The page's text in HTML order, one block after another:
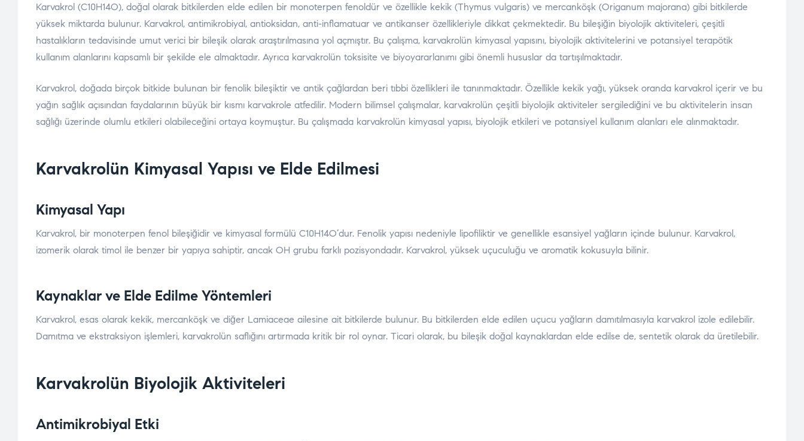
Karvakrol (C10H14O), doğal olarak bitkilerden elde edilen bir monoterpen fenoldür ve özellikle kekik (Thymus vulgaris) ve mercanköşk (Origanum majorana) gibi bitkilerde
yüksek miktarda bulunur. Karvakrol, antimikrobiyal, antioksidan, anti-inflamatuar ve antikanser özellikleriyle dikkat çekmektedir. Bu bileşiğin biyolojik aktiviteleri, çeşitli
hastalıkların tedavisinde umut verici bir bileşik olarak araştırılmasına yol açmıştır. Bu çalışma, karvakrolün kimyasal yapısını, biyolojik aktivitelerini ve potansiyel terapötik
kullanım alanlarını kapsamlı bir şekilde ele almaktadır. Ayrıca karvakrolün toksisite ve biyoyararlanımı gibi önemli hususlar da tartışılmaktadır.
Karvakrol, doğada birçok bitkide bulunan bir fenolik bileşiktir ve antik çağlardan beri tıbbi özellikleri ile tanınmaktadır. Özellikle kekik yağı, yüksek oranda karvakrol içerir ve bu
yağın sağlık açısından faydalarının büyük bir kısmı karvakrole atfedilir. Modern bilimsel çalışmalar, karvakrolün çeşitli biyolojik aktiviteler sergilediğini ve bu aktivitelerin insan
sağlığı üzerinde olumlu etkileri olabileceğini ortaya koymuştur. Bu çalışmada karvakrolün kimyasal yapısı, biyolojik etkileri ve potansiyel kullanım alanları ele alınmaktadır.
Karvakrolün Kimyasal Yapısı ve Elde Edilmesi
Kimyasal Yapı
Karvakrol, bir monoterpen fenol bileşiğidir ve kimyasal formülü C10H14O’dur. Fenolik yapısı nedeniyle lipofiliktir ve genellikle esansiyel yağların içinde bulunur. Karvakrol,
izomerik olarak timol ile benzer bir yapıya sahiptir, ancak OH grubu farklı pozisyondadır. Karvakrol, yüksek uçuculuğu ve aromatik kokusuyla bilinir.
Kaynaklar ve Elde Edilme Yöntemleri
Karvakrol, esas olarak kekik, mercanköşk ve diğer Lamiaceae ailesine ait bitkilerde bulunur. Bu bitkilerden elde edilen uçucu yağların damıtılmasıyla karvakrol izole edilebilir.
Damıtma ve ekstraksiyon işlemleri, karvakrolün saflığını artırmada kritik bir rol oynar. Ticari olarak, bu bileşik doğal kaynaklardan elde edilse de, sentetik olarak da üretilebilir.
Karvakrolün Biyolojik Aktiviteleri
Antimikrobiyal Etki